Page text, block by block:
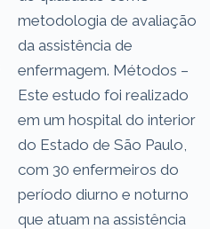
metodologia de avaliação
da assistência de
enfermagem. Métodos –
Este estudo foi realizado
em um hospital do interior
do Estado de São Paulo,
com 30 enfermeiros do
período diurno e noturno
que atuam na assistência